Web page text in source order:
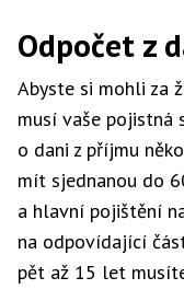
v daňovém
Odpočet z
Abyste si mohli za
musí vaše pojistná
o dani z příjmu
mít sjednanou do
a hlavní pojištění
na odpovídající
pět až 15 let